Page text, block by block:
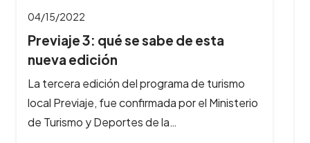
04/04/2022
Se viene el Festival gastronómico
Peperina en…
En Semana Santa, llega a Alta Gracia el
Festival Gastronómicomás importante del
interior del país. Del 14 al 16 de…